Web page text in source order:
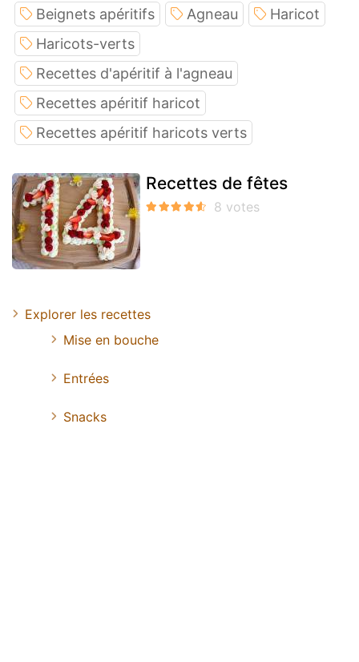
Beignets apéritifs
Agneau
Haricot
Haricots-verts
Recettes d'apéritif à l'agneau
Recettes apéritif haricot
Recettes apéritif haricots verts
Recettes de fêtes
Explorer les recettes
Mise en bouche
Entrées
Snacks